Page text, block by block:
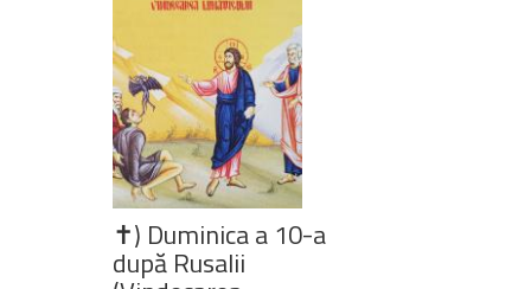
✝) Duminica a 10-a
după Rusalii